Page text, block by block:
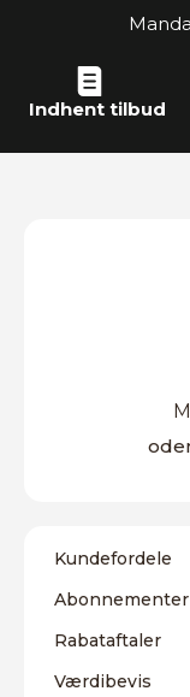
Indhent tilbud
Kundefordele
Abonnementer
Rabataftaler
Værdibevis